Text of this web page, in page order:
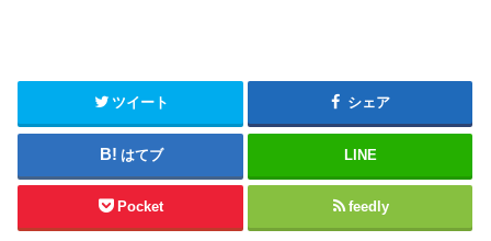
ツイート シェア
はてブ LINE
Pocket feedly